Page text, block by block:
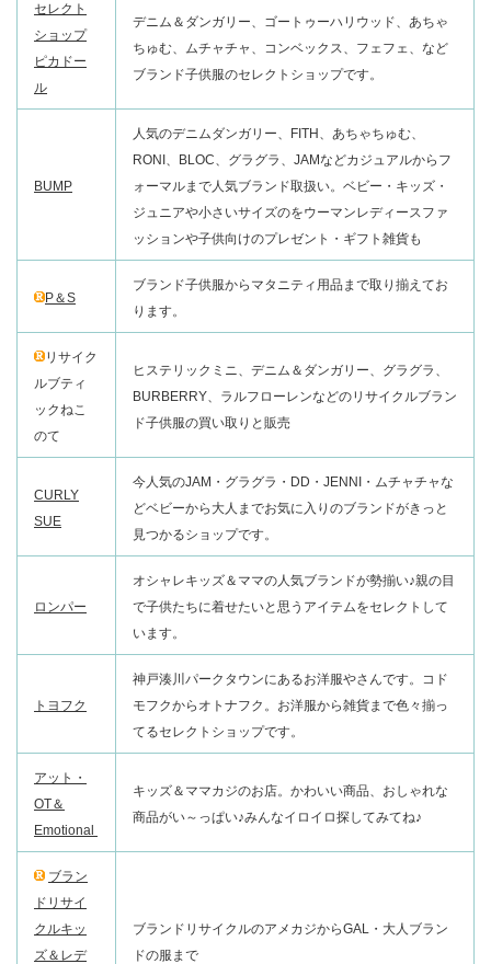
セレクト
ショップ
ピカドー
ル
デニム＆ダンガリー、ゴートゥーハリウッド、あちゃ
ちゅむ、ムチャチャ、コンベックス、フェフェ、など
ブランド子供服のセレクトショップです。
BUMP
人気のデニムダンガリー、FITH、あちゃちゅむ、
RONI、BLOC、グラグラ、JAMなどカジュアルからフ
ォーマルまで人気ブランド取扱い。ベビー・キッズ・
ジュニアや小さいサイズのをウーマンレディースファ
ッションや子供向けのプレゼント・ギフト雑貨も
P＆S
ブランド子供服からマタニティ用品まで取り揃えてお
ります。
リサイク
ルブティ
ックねこ
のて
ヒステリックミニ、デニム＆ダンガリー、グラグラ、
BURBERRY、ラルフローレンなどのリサイクルブラン
ド子供服の買い取りと販売
CURLY
SUE
今人気のJAM・グラグラ・DD・JENNI・ムチャチャな
どベビーから大人までお気に入りのブランドがきっと
見つかるショップです。
ロンパー
オシャレキッズ＆ママの人気ブランドが勢揃い♪親の目
で子供たちに着せたいと思うアイテムをセレクトして
います。
トヨフク
神戸湊川パークタウンにあるお洋服やさんです。コド
モフクからオトナフク。お洋服から雑貨まで色々揃っ
てるセレクトショップです。
アット・
OT＆
Emotional
キッズ＆ママカジのお店。かわいい商品、おしゃれな
商品がい～っぱい♪みんなイロイロ探してみてね♪
ブラン
ドリサイ
クルキッ
ズ＆レデ
ブランドリサイクルのアメカジからGAL・大人ブラン
ドの服まで